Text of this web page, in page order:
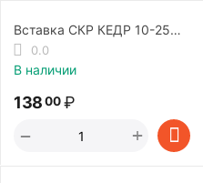
Вставка СКР КЕДР 10-25
PRIME (200А)
0.0
В наличии
13800 ₽
+
−